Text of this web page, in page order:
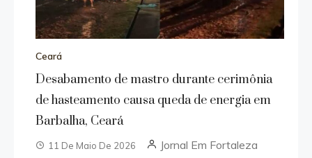
Ceará
Desabamento de mastro durante cerimônia
de hasteamento causa queda de energia em
Barbalha, Ceará
11 De Maio De 2026 Jornal Em Fortaleza